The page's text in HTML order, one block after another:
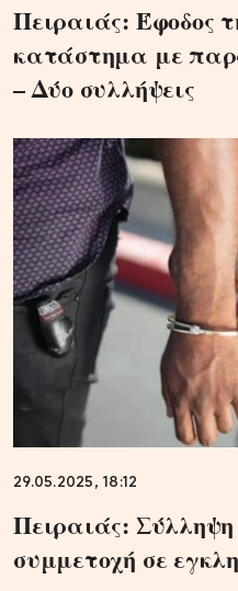
Πειραιάς: Έφοδος
κατάστημα με
– Δύο συλλήψεις
29.05.2025, 18:12
Πειραιάς:
συμμετοχή σε